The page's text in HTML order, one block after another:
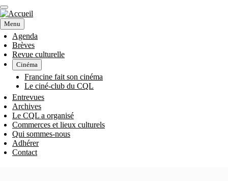
Aller
au
contenu
principal
Menu
NAVIGATION
PRINCIPALE
Agenda
Brèves
Revue culturelle
Cinéma
Francine fait son cinéma
Le ciné-club du CQL
Entrevues
Archives
Le CQL a organisé
Commerces et lieux culturels
Qui sommes-nous
Adhérer
Contact